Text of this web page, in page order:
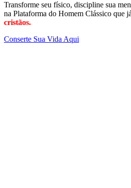
Transforme seu físico, discipline sua
na Plataforma do Homem Clássico que
cristãos.
Conserte Sua Vida Aqui